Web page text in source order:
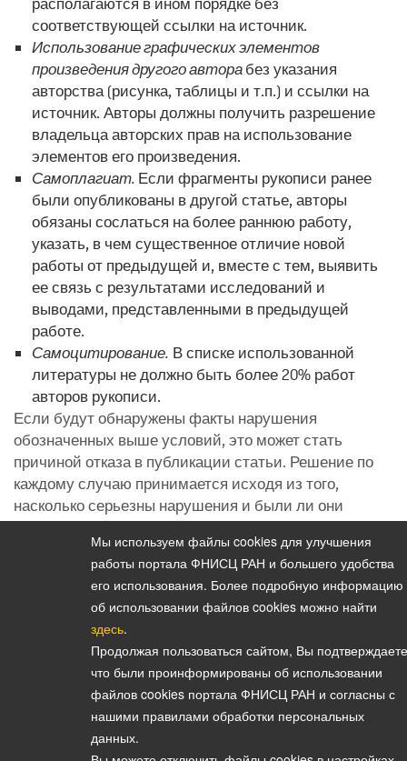
соответствующей ссылки на источник.
Использование графических элементов
произведения другого авторабез указания
авторства (рисунка, таблицы и т.п.) и ссылки на
источник. Авторы должны получить разрешение
владельца авторских прав на использование
элементов его произведения.
Самоплагиат. Если фрагменты рукописи ранее
были опубликованы в другой статье, авторы
обязаны сослаться на более раннюю работу,
указать, в чем существенное отличие новой
работы от предыдущей и, вместе с тем, выявить
ее связь с результатами исследований и
выводами, представленными в предыдущей
работе.
Самоцитирование. В списке использованной
литературы не должно быть более 20% работ
авторов рукописи.
Если будут обнаружены факты нарушения
обозначенных выше условий, это может стать
причиной отказа в публикации статьи. Решение по
каждому случаю принимается исходя из того,
насколько серьезны нарушения и были ли они
преднамеренными. В особых случаях редакция
может навсегда отказать автору в сотрудничестве.
на страницу журнала
Политика конфиденциальности персональных данных
© 2026, Вестник Института социологии
vestnik@isras.ru
Мы используем файлы cookies для улучшения
работы портала ФНИСЦ РАН и большего удобства
его использования. Более подробную информацию
об использовании файлов cookies можно найти
здесь.
Продолжая пользоваться сайтом, Вы
что были проинформированы об использовании
файлов cookies портала ФНИСЦ РАН и согласны с
нашими правилами обработки персональных
данных.